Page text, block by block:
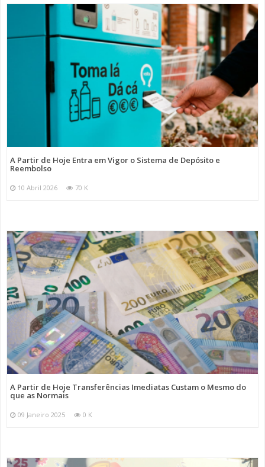
A Partir de Hoje Entra em Vigor o Sistema de Depósito e
Reembolso
10 Abril 2026 70 K
A Partir de Hoje Transferências Imediatas Custam o Mesmo do
que as Normais
09 Janeiro 2025 0 K